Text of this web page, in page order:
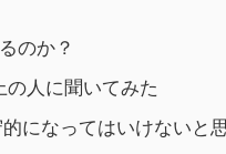
のか？
人に聞いてみた
になってはいけないと